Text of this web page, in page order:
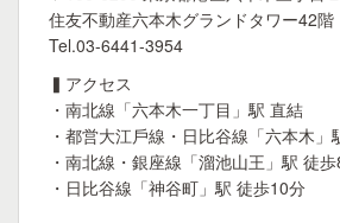
住友不動産六本木グランドタワー42階
Tel.03-6441-3954
▍アクセス
・南北線「六本⽊⼀丁⽬」駅 直結
・都営⼤江⼾線・⽇⽐⾕線「六本⽊」
・南北線・銀座線「溜池⼭王」駅 徒
・⽇⽐⾕線「神⾕町」駅 徒歩10分